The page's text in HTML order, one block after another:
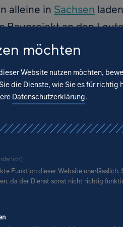
alleine in Sachsen
Bauprojekt an den
wir der Öffentlichkeit
Büroräumen
Interessierten mit
Führunggeben,
zahlreiche
möchten
Website nutzen möchten,
die Dienste, wie Sie es für richtig
Datenschutzerklärung.
Funktion dieser Website unerlässlich.
da der Dienst sonst nicht richtig